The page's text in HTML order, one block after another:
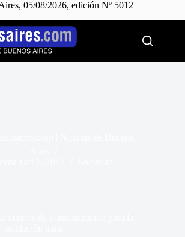
05/08/2026, edición Nº 5012